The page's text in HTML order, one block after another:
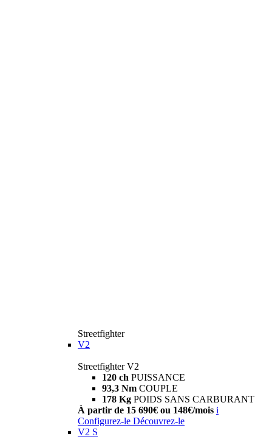
Streetfighter
V2
Streetfighter V2
120 ch PUISSANCE
93,3 Nm COUPLE
178 Kg POIDS SANS CARBURANT
À partir de 15 690€ ou 148€/mois i
Configurez-le Découvrez-le
V2 S